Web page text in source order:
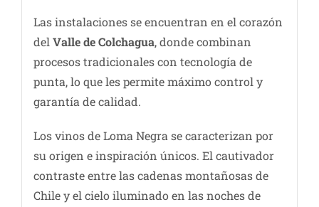
Las instalaciones se encuentran en el corazón
del Valle de Colchagua, donde combinan
procesos tradicionales con tecnología de
punta, lo que les permite máximo control y
garantía de calidad.
Los vinos de Loma Negra se caracterizan por
su origen e inspiración únicos. El cautivador
contraste entre las cadenas montañosas de
Chile y el cielo iluminado en las noches de